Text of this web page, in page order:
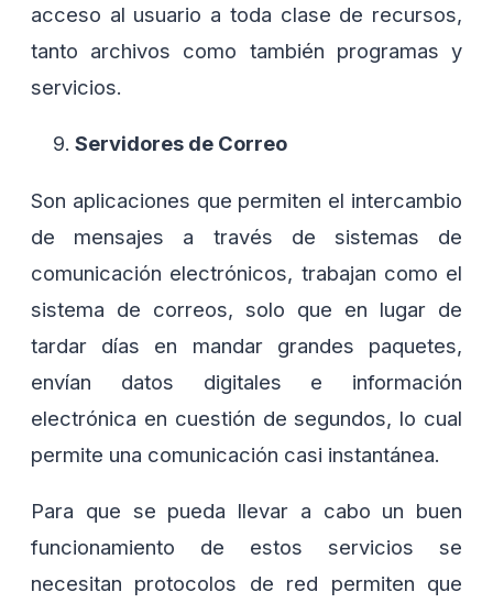
acceso al usuario a toda clase de recursos,
tanto archivos como también programas y
servicios.
Servidores de Correo
Son aplicaciones que permiten el intercambio
de mensajes a través de sistemas de
comunicación electrónicos, trabajan como el
sistema de correos, solo que en lugar de
tardar días en mandar grandes paquetes,
envían datos digitales e información
electrónica en cuestión de segundos, lo cual
permite una comunicación casi instantánea.
Para que se pueda llevar a cabo un buen
funcionamiento de estos servicios se
necesitan protocolos de red permiten que